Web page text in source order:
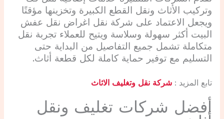
وتركيب الأثاث ونقل القطع الكبيرة وتخزينها مؤقتًا
ويجعل الاعتماد على شركة نقل اغراض نقل عفش
البيت أكثر سهولة وسلاسة ويتيح للعملاء تجربة نقل
متكاملة تشمل جميع التفاصيل من البداية حتى
التسليم مع توفير حماية كاملة لكل قطعة أثاث.
تابع المزيد : شركة نقل وتغليف الاثاث
أفضل شركات تغليف ونقل